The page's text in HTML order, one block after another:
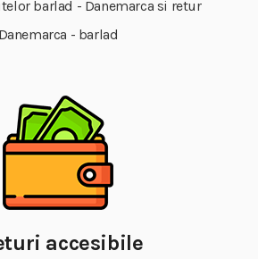
barlad - Danemarca si retur
Danemarca - barlad
accesibile